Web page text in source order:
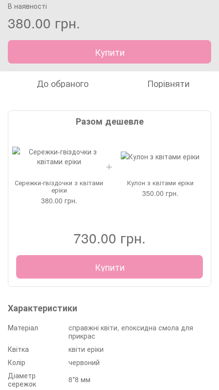
В наявності
380.00 грн.
Купити
До обраного Порівняти
Разом дешевле
Сережки-гвіздочки з квітами
еріки
380.00 грн.
Кулон з квітами еріки
350.00 грн.
730.00 грн.
Купити
Характеристики
Матеріал
справжні квіти, епоксидна смола для
прикрас
Квітка
квіти еріки
Колір
червоний
Діаметр
сережок
8*8 мм